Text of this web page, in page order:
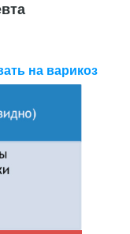
на варикоз